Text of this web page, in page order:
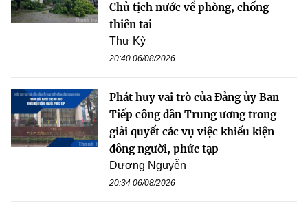
Chủ tịch nước về phòng, chống
thiên tai
Thư Kỳ
20:40 06/08/2026
Phát huy vai trò của Đảng ủy Ban
Tiếp công dân Trung ương trong
giải quyết các vụ việc khiếu kiện
đông người, phức tạp
Dương Nguyễn
20:34 06/08/2026